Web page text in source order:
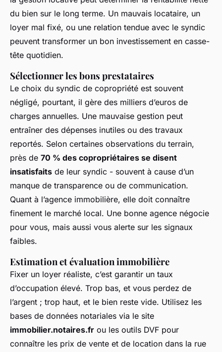
du bien sur le long terme. Un mauvais locataire, un
loyer mal fixé, ou une relation tendue avec le syndic
peuvent transformer un bon investissement en casse-
tête quotidien.
Sélectionner les bons prestataires
Le choix du syndic de copropriété est souvent
négligé, pourtant, il gère des milliers d’euros de
charges annuelles. Une mauvaise gestion peut
entraîner des dépenses inutiles ou des travaux
reportés. Selon certaines observations du terrain,
près de 70 % des copropriétaires se disent
insatisfaits de leur syndic - souvent à cause d’un
manque de transparence ou de communication.
Quant à l’agence immobilière, elle doit connaître
finement le marché local. Une bonne agence négocie
pour vous, mais aussi vous alerte sur les signaux
faibles.
Estimation et évaluation immobilière
Fixer un loyer réaliste, c’est garantir un taux
d’occupation élevé. Trop bas, et vous perdez de
l’argent ; trop haut, et le bien reste vide. Utilisez les
bases de données notariales via le site
immobilier.notaires.fr ou les outils DVF pour
connaître les prix de vente et de location dans la rue